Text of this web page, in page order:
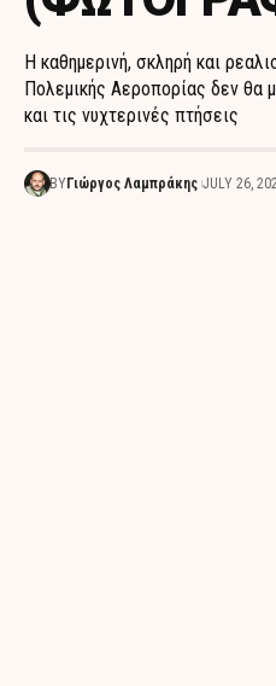
Η καθημερινή, σκληρή και
Πολεμικής Αεροπορίας δεν θα
και τις νυχτερινές πτήσεις
BY Γιώργος Λαμπράκης JULY 26,